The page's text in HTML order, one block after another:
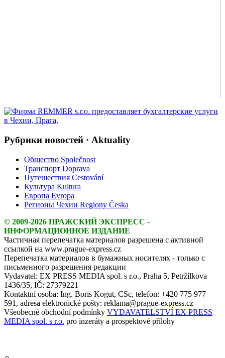
Рубрики новостей · Aktuality
Общество Společnost
Транспорт Doprava
Путешествия Cestování
Культура Kultura
Европа Evropa
Регионы Чехии Regiony Česka
© 2009-2026 ПРАЖСКИЙ ЭКСПРЕСС -
ИНФОРМАЦИОННОЕ ИЗДАНИЕ
Частичная перепечатка материалов разрешена с активной
ссылкой на www.prague-express.cz
Перепечатка материалов в бумажных носителях - только с
письменного разрешения редакции
Vydavatel: EX PRESS MEDIA spol. s r.o., Praha 5, Petržílkova
1436/35, IČ: 27379221
Kontaktní osoba: Ing. Boris Kogut, CSc, telefon: +420 775 977
591, adresa elektronické pošty: reklama@prague-express.cz
Všeobecné obchodní podmínky VYDAVATELSTVÍ EX PRESS
MEDIA spol. s r.o. pro inzeráty a prospektové přílohy